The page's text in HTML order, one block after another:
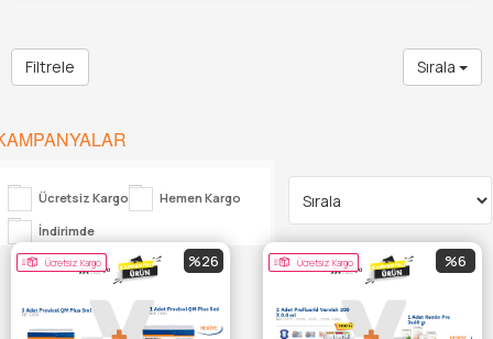
Filtrele Sırala
Ücretsiz Kargo
Hemen Kargo
İndirimde
%26
Ücretsiz Kargo %6
Ücretsiz Kargo